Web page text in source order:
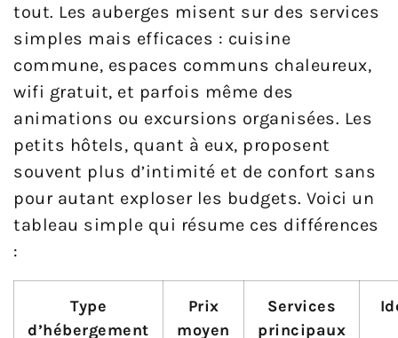
tout. Les auberges misent sur des services
simples mais efficaces : cuisine
commune, espaces communs chaleureux,
wifi gratuit, et parfois même des
animations ou excursions organisées. Les
petits hôtels, quant à eux, proposent
souvent plus d’intimité et de confort sans
pour autant exploser les budgets. Voici un
tableau simple qui résume ces différences
:
Type
d’hébergement
Prix
moyen
Services
principaux